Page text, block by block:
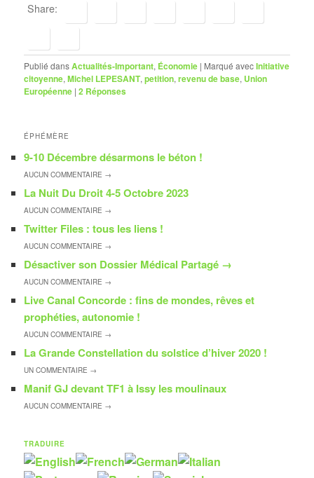
Share:
Publié dansActualités-Important, Économie | Marqué avecInitiative
citoyenne,Michel LEPESANT,petition,revenu de base, Union
Européenne |2 Réponses
ÉPHÉMÈRE
9-10 Décembre désarmons le béton !
AUCUNCOMMENTAIRE →
La Nuit Du Droit 4-5 Octobre 2023
AUCUNCOMMENTAIRE →
Twitter Files : tous les liens !
AUCUNCOMMENTAIRE →
Désactiver son Dossier Médical Partagé →
AUCUNCOMMENTAIRE →
Live Canal Concorde : fins de mondes, rêves et
prophéties, autonomie !
AUCUNCOMMENTAIRE →
La Grande Constellation du solstice d’hiver 2020 !
UNCOMMENTAIRE →
Manif GJ devant TF1 à Issy les moulinaux
AUCUNCOMMENTAIRE →
TRADUIRE